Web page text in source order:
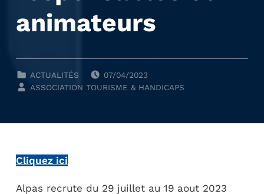
animateurs
ACTUALITÉS 07/04/2023
ASSOCIATION TOURISME & HANDICAPS
Cliquez ici
Alpas recrute du 29 juillet au 19 aout 2023